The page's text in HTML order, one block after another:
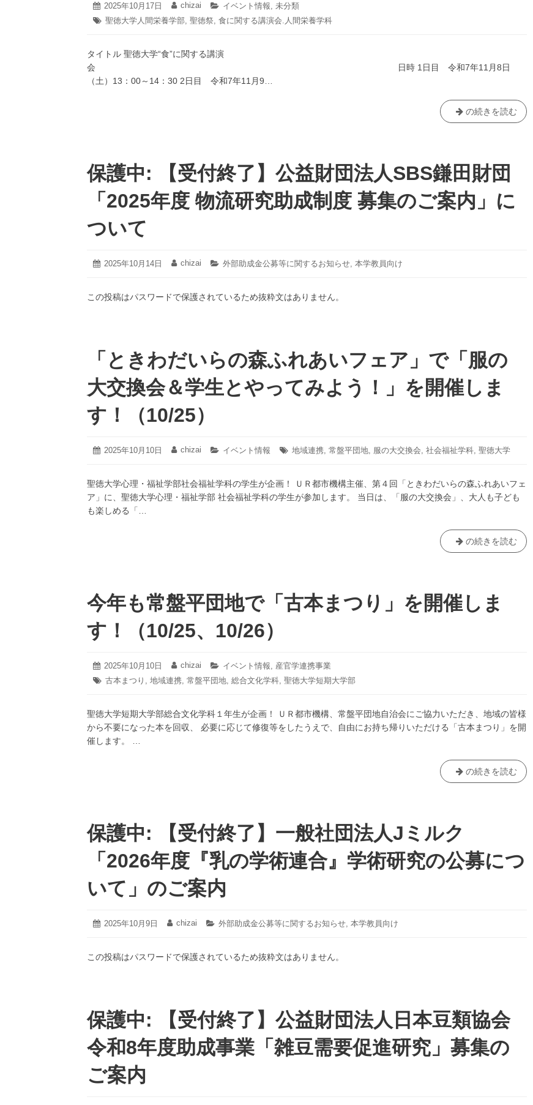
投
稿
2025年10月17日
2025
年
11
日
投
稿
chizai
カ
テ
ー:
イベント情報, 未分類
タ
聖徳大学人間栄養学部, 聖徳祭, 食に関する講演会.人間栄養学科
タイトル 聖徳大学“食”に関する講演
会 日時 1日目 令和7年11月8日
（土）13：00～14：30 2日目 令和7年11月9…
聖
徳
関
す
る
講
の続きを読む
保護中: 【受付終了】公益財団法人SBS鎌田財団
「2025年度 物流研究助成制度 募集のご案内」に
ついて
投
2025年10月14日
2025
月
投
chizai
カ
リ
外部助成金公募等に関するお知らせ, 本学教員向け
この投稿はパスワードで保護されているため抜粋文はありません。
「ときわだいらの森ふれあいフェア」で「服の
大交換会＆学生とやってみよう！」を開催しま
す！（10/25）
投
2025年10月10日
2025
月
11
日
投
chizai
カ
リ
ー:
イベント情報
タ
地域連携, 常盤平団地, 服の大交換会, 社会福祉学科, 聖徳大学
聖徳大学心理・福祉学部社会福祉学科の学生が企画！ ＵＲ都市機構主催、第４回「ときわだいらの森ふれあいフェ
ア」に、聖徳大学心理・福祉学部 社会福祉学科の学生が参加します。 当日は、「服の大交換会」、大人も子ども
も楽しめる「…
「と
き
い
ら
ェ
ア」
の
大
会
＆
学
生
し
ま
す！
（10/25）
の続きを読む
今年も常盤平団地で「古本まつり」を開催しま
す！（10/25、10/26）
投
稿
2025年10月10日
2025
年
10
日
投
稿
chizai
カ
テ
ー:
イベント情報, 産官学連携事業
タ
古本まつり , 地域連携, 常盤平団地, 総合文化学科, 聖徳大学短期大学部
聖徳大学短期大学部総合文化学科１年生が企画！ ＵＲ都市機構、常盤平団地自治会にご協力いただき、地域の皆様
から不要になった本を回収、 必要に応じて修復等をしたうえで、自由にお持ち帰りいただける「古本まつり」を開
催します。 …
今
年
盤
平
団
地
ま
す！
（10/25、
10/26）
の続きを読む
保護中: 【受付終了】一般社団法人Jミルク
「2026年度『乳の学術連合』学術研究の公募につ
いて」のご案内
投
2025年10月9日
2026 投
chizai
カ
リ
外部助成金公募等に関するお知らせ, 本学教員向け
この投稿はパスワードで保護されているため抜粋文はありません。
保護中: 【受付終了】公益財団法人日本豆類協会
令和8年度助成事業「雑豆需要促進研究」募集の
ご案内